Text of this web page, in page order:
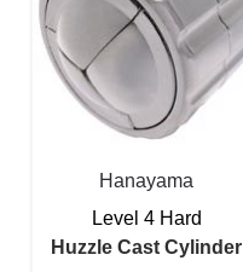
Hanayama
Level 4 Hard
Huzzle Cast Cylinder